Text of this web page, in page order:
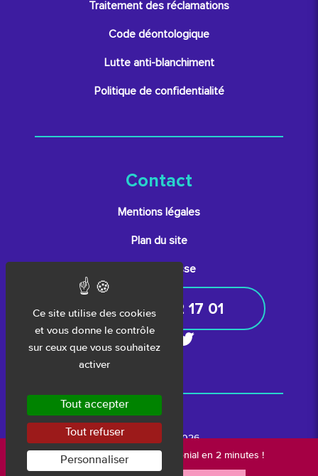
Ce site utilise des cookies
et vous donne le contrôle
sur ceux que vous souhaitez
activer
Tout accepter
Tout refuser
Personnaliser
Nouveau :votre bilan patrimonial en 2 minutes !
Traitement des réclamations
Code déontologique
Lutte anti-blanchiment
Politique de confidentialité
Contact
Mentions légales
Plan du site
Espace presse
05 61 52 17 01
Copyright © 2026
gestiondepatrimoine.com.
Tous droits réservés